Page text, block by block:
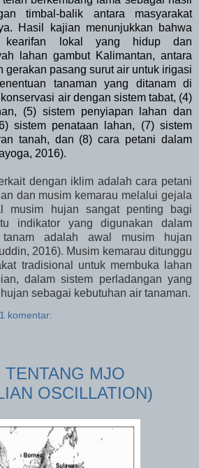
timbal-balik antara masyarakat
Hasil kajian menunjukkan bahwa
kearifan lokal yang hidup dan
lahan gambut Kalimantan, antara
gerakan pasang surut air untuk irigasi
tanaman yang ditanam di
air dengan sistem tabat, (4)
(5) sistem penyiapan lahan dan
sistem penataan lahan, (7) sistem
tanah, dan (8) cara petani dalam
2016).
dengan iklim adalah cara petani
dan musim kemarau melalui gejala
musim hujan sangat penting bagi
indikator yang digunakan dalam
tanam adalah awal musim hujan
2016). Musim kemarau ditunggu
tradisional untuk membuka lahan
dalam sistem perladangan yang
sebagai kebutuhan air tanaman.
1 komentar:
MJO
OSCILLATION)